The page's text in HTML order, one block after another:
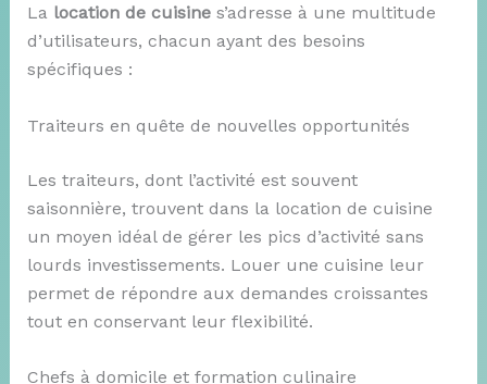
La location de cuisines’adresse à une multitude
d’utilisateurs, chacun ayant des besoins
spécifiques :
Traiteurs en quête de nouvelles opportunités
Les traiteurs, dont l’activité est souvent
saisonnière, trouvent dans la location de cuisine
un moyen idéal de gérer les pics d’activité sans
lourds investissements. Louer une cuisine leur
permet de répondre aux demandes croissantes
tout en conservant leur flexibilité.
Chefs à domicile et formation culinaire